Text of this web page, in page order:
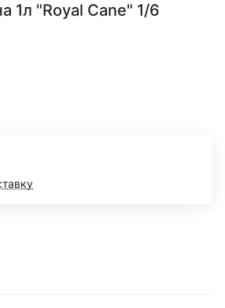
1л "Royal Cane" 1/6